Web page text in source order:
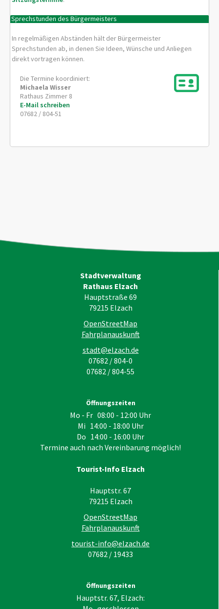
Sprechstunden des Bürgermeisters
In regelmäßigen Abständen hält der Bürgermeister
Sprechstunden ab, in denen Sie Ideen, Wünsche und Anliegen
direkt vortragen können.
Die Termine koordiniert:
Michaela Wisser
Rathaus Zimmer 8
E-Mail schreiben
07682 / 804-51
Stadtverwaltung
Rathaus Elzach
Hauptstraße 69
79215 Elzach
OpenStreetMap
Fahrplanauskunft
stadt@elzach.de
07682 / 804-0
07682 / 804-55
Öffnungszeiten
Mo - Fr 08:00 - 12:00 Uhr
Mi 14:00 - 18:00 Uhr
Do 14:00 - 16:00 Uhr
Termine auch nach Vereinbarung möglich!
Tourist-Info Elzach
Hauptstr. 67
79215 Elzach
OpenStreetMap
Fahrplanauskunft
tourist-info@elzach.de
07682 / 19433
Öffnungszeiten
Hauptstr. 67, Elzach: